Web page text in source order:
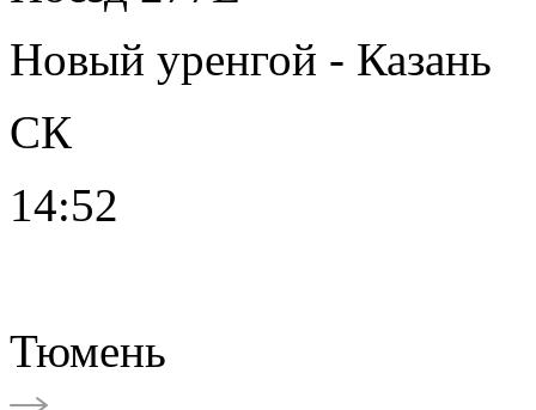
Новый уренгой - Казань
СК
14:52
Тюмень